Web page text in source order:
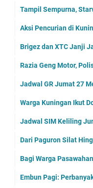
Tampil Sempurna,
Aksi Pencurian di
Brigez dan XTC Janji
Razia Geng Motor,
Jadwal GR Jumat 27
Warga Kuningan Ikut
Jadwal SIM Keliling
Dari Paguron Silat
Bagi Warga
Embun Pagi: